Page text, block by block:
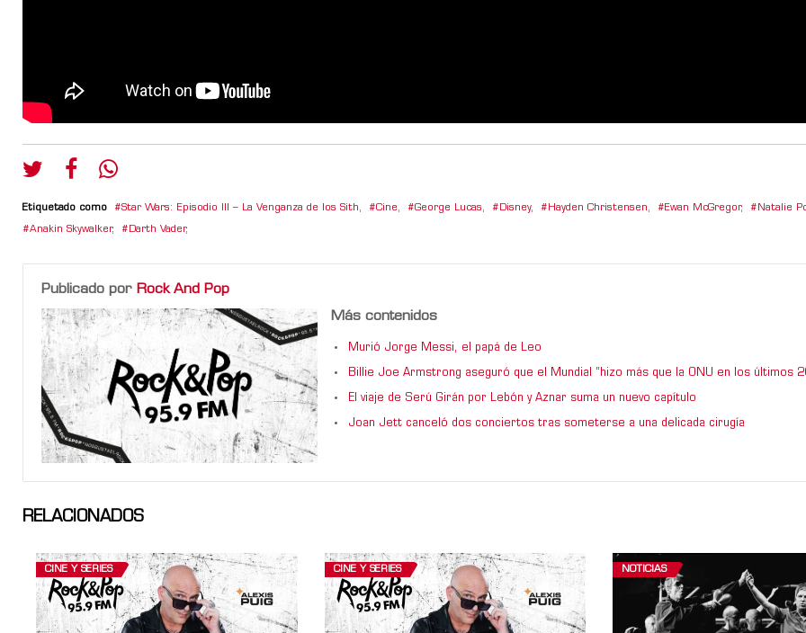
Etiquetado como Star Wars: Episodio III – La Venganza de los Sith, Cine, George Lucas, Disney, Hayden Christensen, Ewan McGregor, Natalie
Anakin Skywalker, Darth Vader,
Publicado por Rock And Pop
Más contenidos
Murió Jorge Messi, el papá de Leo
Billie Joe Armstrong aseguró que el Mundial “hizo más que la ONU en los últimos
El viaje de Serú Girán por Lebón y Aznar suma un nuevo capítulo
Joan Jett canceló dos conciertos tras someterse a una delicada cirugía
RELACIONADOS
CINE Y SERIES CINE Y SERIES NOTICIAS